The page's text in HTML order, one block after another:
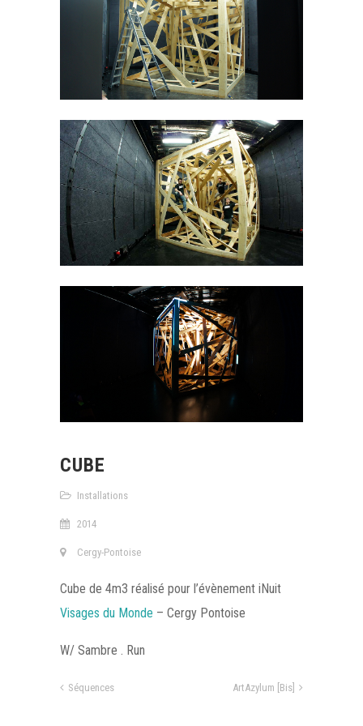
CUBE
Installations
2014
Cergy-Pontoise
Cube de 4m3 réalisé pour l’évènement iNuit
Visages du Monde – Cergy Pontoise
W/ Sambre . Run
Séquences ArtAzylum [Bis]